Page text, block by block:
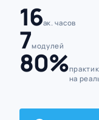
16ак. часов
7модулей
80%на